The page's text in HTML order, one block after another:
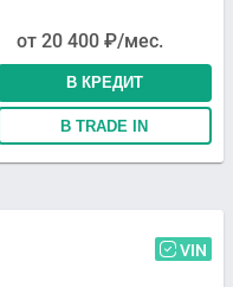
от 20 400 ₽/мес.
В КРЕДИТ
В TRADE IN
VIN